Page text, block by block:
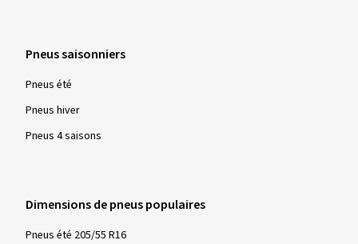
Pneus saisonniers
Pneus été
Pneus hiver
Pneus 4 saisons
Dimensions de pneus populaires
Pneus été 205/55 R16